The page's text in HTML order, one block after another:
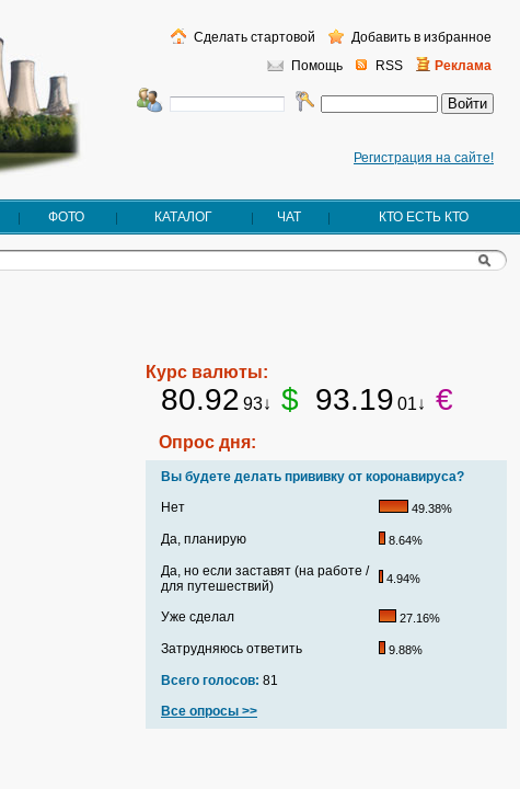
Регистрация на сайте!
Помощь RSS Реклама
Сделать стартовой Добавить в избранное
ФОТО КАТАЛОГ ЧАТ КТО ЕСТЬ КТО
Курс валюты:
80.92 93↓ $ 93.19 01↓ €
Опрос дня:
Вы будете делать прививку от коронавируса?
Нет
49.38%
Да, планирую 8.64%
Да, но если заставят (на работе /
для путешествий)
4.94%
Уже сделал 27.16%
Затрудняюсь ответить 9.88%
Всего голосов: 81
Все опросы >>